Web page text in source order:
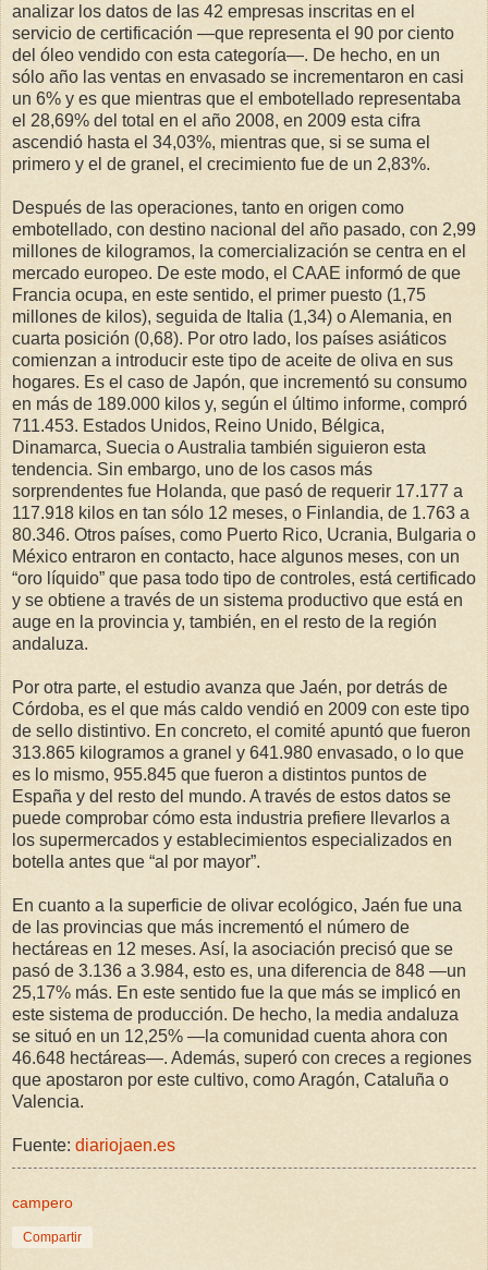
analizar los datos de las 42 empresas inscritas en el
servicio de certificación —que representa el 90 por ciento
del óleo vendido con esta categoría—. De hecho, en un
sólo año las ventas en envasado se incrementaron en casi
un 6% y es que mientras que el embotellado representaba
el 28,69% del total en el año 2008, en 2009 esta cifra
ascendió hasta el 34,03%, mientras que, si se suma el
primero y el de granel, el crecimiento fue de un 2,83%.
Después de las operaciones, tanto en origen como
embotellado, con destino nacional del año pasado, con 2,99
millones de kilogramos, la comercialización se centra en el
mercado europeo. De este modo, el CAAE informó de que
Francia ocupa, en este sentido, el primer puesto (1,75
millones de kilos), seguida de Italia (1,34) o Alemania, en
cuarta posición (0,68). Por otro lado, los países asiáticos
comienzan a introducir este tipo de aceite de oliva en sus
hogares. Es el caso de Japón, que incrementó su consumo
en más de 189.000 kilos y, según el último informe, compró
711.453. Estados Unidos, Reino Unido, Bélgica,
Dinamarca, Suecia o Australia también siguieron esta
tendencia. Sin embargo, uno de los casos más
sorprendentes fue Holanda, que pasó de requerir 17.177 a
117.918 kilos en tan sólo 12 meses, o Finlandia, de 1.763 a
80.346. Otros países, como Puerto Rico, Ucrania, Bulgaria o
México entraron en contacto, hace algunos meses, con un
“oro líquido” que pasa todo tipo de controles, está certificado
y se obtiene a través de un sistema productivo que está en
auge en la provincia y, también, en el resto de la región
andaluza.
Por otra parte, el estudio avanza que Jaén, por detrás de
Córdoba, es el que más caldo vendió en 2009 con este tipo
de sello distintivo. En concreto, el comité apuntó que fueron
313.865 kilogramos a granel y 641.980 envasado, o lo que
es lo mismo, 955.845 que fueron a distintos puntos de
España y del resto del mundo. A través de estos datos se
puede comprobar cómo esta industria prefiere llevarlos a
los supermercados y establecimientos especializados en
botella antes que “al por mayor”.
En cuanto a la superficie de olivar ecológico, Jaén fue una
de las provincias que más incrementó el número de
hectáreas en 12 meses. Así, la asociación precisó que se
pasó de 3.136 a 3.984, esto es, una diferencia de 848 —un
25,17% más. En este sentido fue la que más se implicó en
este sistema de producción. De hecho, la media andaluza
se situó en un 12,25% —la comunidad cuenta ahora con
46.648 hectáreas—. Además, superó con creces a regiones
que apostaron por este cultivo, como Aragón, Cataluña o
Valencia.
Fuente: diariojaen.es
campero
Compartir